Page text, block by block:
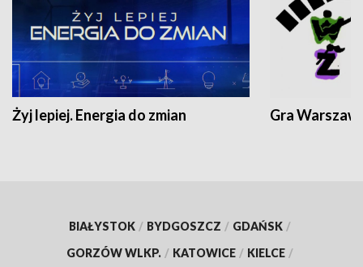
Żyj lepiej. Energia do zmian Gra
BIAŁYSTOK / BYDGOSZCZ / GDAŃSK /
GORZÓW WLKP. / KATOWICE / KIELCE /